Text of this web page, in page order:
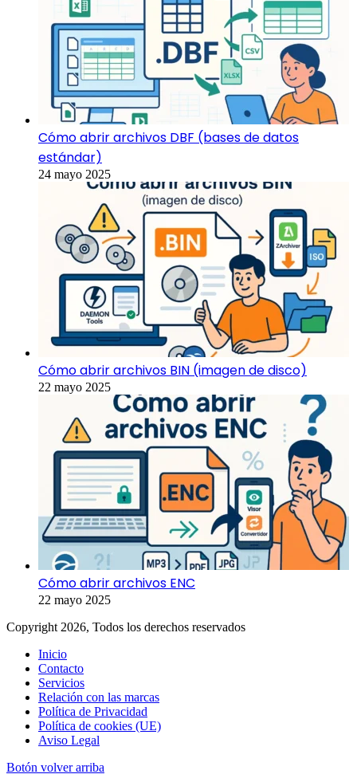
Cómo abrir archivos DBF (bases de datos
estándar)
24 mayo 2025
Cómo abrir archivos BIN (imagen de disco)
22 mayo 2025
Cómo abrir archivos ENC
22 mayo 2025
Copyright 2026, Todos los derechos reservados
Inicio
Contacto
Servicios
Relación con las marcas
Política de Privacidad
Política de cookies (UE)
Aviso Legal
Botón volver arriba